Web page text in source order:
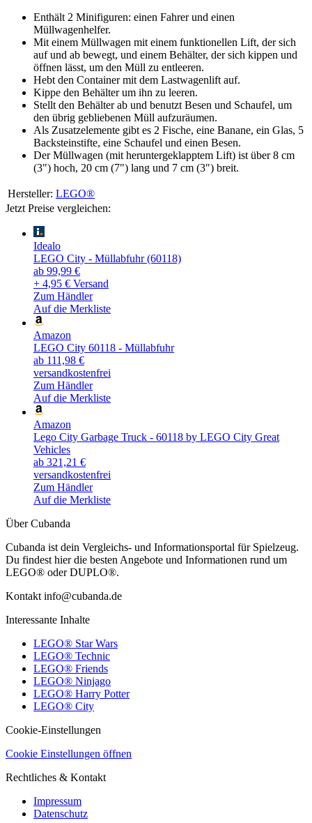
Enthält 2 Minifiguren: einen Fahrer und einen
Müllwagenhelfer.
Mit einem Müllwagen mit einem funktionellen Lift, der sich
auf und ab bewegt, und einem Behälter, der sich kippen und
öffnen lässt, um den Müll zu entleeren.
Hebt den Container mit dem Lastwagenlift auf.
Kippe den Behälter um ihn zu leeren.
Stellt den Behälter ab und benutzt Besen und Schaufel, um
den übrig gebliebenen Müll aufzuräumen.
Als Zusatzelemente gibt es 2 Fische, eine Banane, ein Glas, 5
Backsteinstifte, eine Schaufel und einen Besen.
Der Müllwagen (mit heruntergeklapptem Lift) ist über 8 cm
(3") hoch, 20 cm (7") lang und 7 cm (3") breit.
Hersteller: LEGO®
Jetzt Preise vergleichen:
Idealo
LEGO City - Müllabfuhr (60118)
ab 99,99 €
+ 4,95 € Versand
Zum Händler
Auf die Merkliste
Amazon
LEGO City 60118 - Müllabfuhr
ab 111,98 €
versandkostenfrei
Zum Händler
Auf die Merkliste
Amazon
Lego City Garbage Truck - 60118 by LEGO City Great
Vehicles
ab 321,21 €
versandkostenfrei
Zum Händler
Auf die Merkliste
Über Cubanda
Cubanda ist dein Vergleichs- und Informationsportal für Spielzeug.
Du findest hier die besten Angebote und Informationen rund um
LEGO® oder DUPLO®.
Kontakt info@cubanda.de
Interessante Inhalte
LEGO® Star Wars
LEGO® Technic
LEGO® Friends
LEGO® Ninjago
LEGO® Harry Potter
LEGO® City
Cookie-Einstellungen
Cookie Einstellungen öffnen
Rechtliches & Kontakt
Impressum
Datenschutz